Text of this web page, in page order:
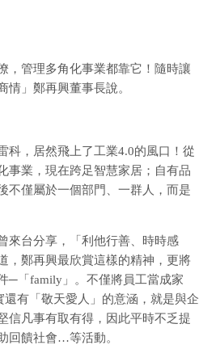
，管理多角化事業都靠它！隨時讓
情」鄭再興董事長說。
科，居然飛上了工業4.0的風口！從
事業，現在跨足智慧家居；自有品
不僅屬於一個部門、一群人，而是
來台分享，「利他行善、時時感
，鄭再興最欣賞這樣的精神，更將
─「family」。不僅將員工當成家
有「敬天愛人」的意涵，就是與企
信凡事有取有得，因此平時不乏提
回饋社會…等活動。